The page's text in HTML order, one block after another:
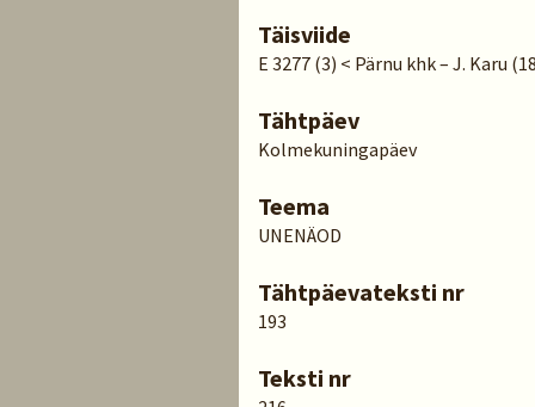
Täisviide
E 3277 (3) < Pärnu khk – J. Karu
Tähtpäev
Kolmekuningapäev
Teema
UNENÄOD
Tähtpäevateksti nr
193
Teksti nr